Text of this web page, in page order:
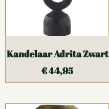
Kandelaar Adrita Zwart
€44,95